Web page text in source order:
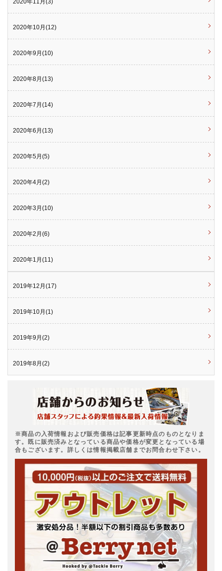
2020年11月(3)
2020年10月(12)
2020年9月(10)
2020年8月(13)
2020年7月(14)
2020年6月(13)
2020年5月(5)
2020年4月(2)
2020年3月(10)
2020年2月(6)
2020年1月(11)
2019年12月(17)
2019年10月(1)
2019年9月(2)
2019年8月(2)
※商品の入荷情報および販売価格は記事更新時点のものとなりま
す。既に販売済みとなっている商品や価格が変更となっている場
合もございます。詳しくは情報掲載店舗までお問合わせ下さい。